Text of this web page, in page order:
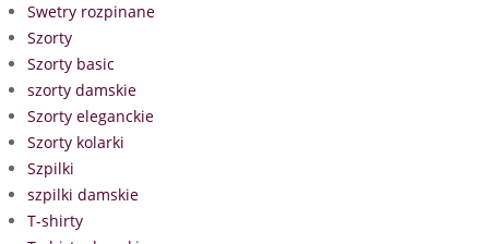
Swetry rozpinane
Szorty
Szorty basic
szorty damskie
Szorty eleganckie
Szorty kolarki
Szpilki
szpilki damskie
T-shirty